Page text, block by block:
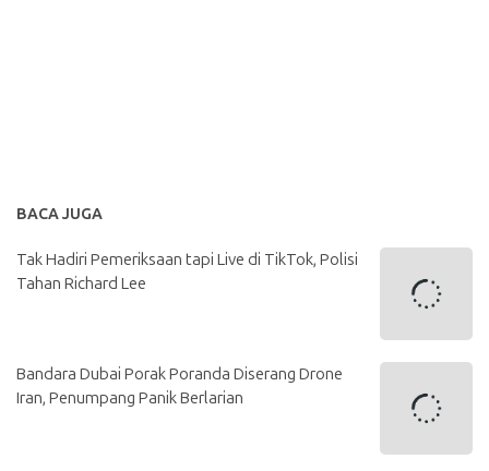
BACA JUGA
Tak Hadiri Pemeriksaan tapi Live di TikTok, Polisi
Tahan Richard Lee
Bandara Dubai Porak Poranda Diserang Drone
Iran, Penumpang Panik Berlarian